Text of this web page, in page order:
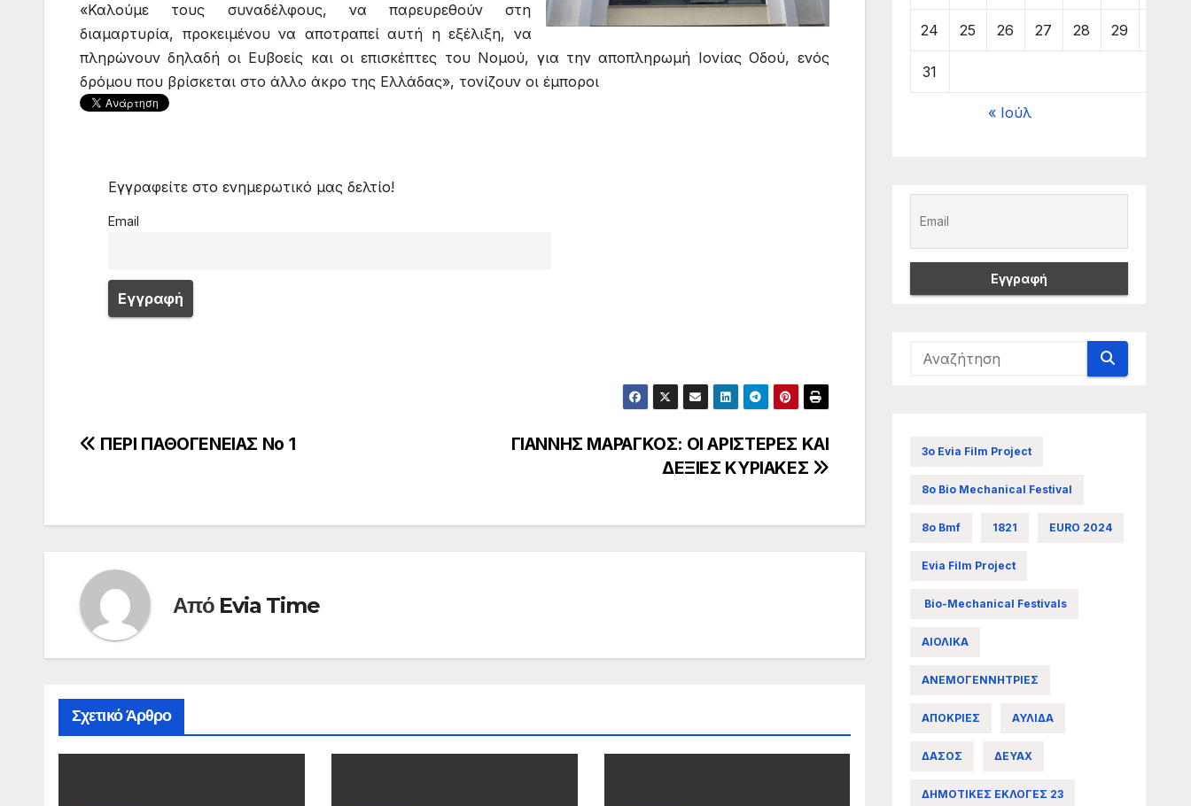
«Καλούμε τους συναδέλφους, να παρευρεθούν στη
διαμαρτυρία, προκειμένου να αποτραπεί αυτή η εξέλιξη, να
πληρώνουν δηλαδή οι Ευβοείς και οι επισκέπτες του Νομού, για την αποπληρωμή Ιονίας Οδού, ενός
δρόμου που βρίσκεται στο άλλο άκρο της Ελλάδας», τονίζουν οι έμποροι
Εγγραφείτε στο ενημερωτικό μας δελτίο!
Email
Πλοήγηση
ΓΙΑΝΝΗΣ ΜΑΡΑΓΚΟΣ: ΟΙ ΑΡΙΣΤΕΡΕΣ ΚΑΙ
ΔΕΞΙΕΣ ΚΥΡΙΑΚΕΣ
ΠΕΡΙ ΠΑΘΟΓΕΝΕΙΑΣ Νο 1
Από Evia Time
Σχετικό Άρθρο
24 25 26 27 28 29
31
« Ιούλ
3ο Evia Film Project
8ο Bio Mechanical Festival
8ο Bmf 1821 EURO 2024
Evia Film Project
Bio-Mechanical Festivals
ΑΙΟΛΙΚΑ
ΑΝΕΜΟΓΕΝΝΗΤΡΙΕΣ
ΑΠΟΚΡΙΕΣ ΑΥΛΙΔΑ
ΔΑΣΟΣ ΔΕΥΑΧ
ΔΗΜΟΤΙΚΕΣ ΕΚΛΟΓΕΣ 23